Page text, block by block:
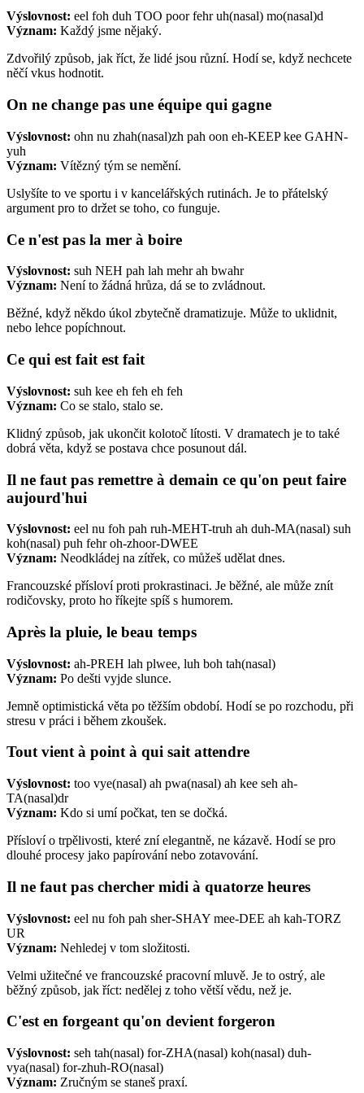
Výslovnost: eel foh duh TOO poor fehr uh(nasal) mo(nasal)d
Význam: Každý jsme nějaký.
Zdvořilý způsob, jak říct, že lidé jsou různí. Hodí se, když nechcete
něčí vkus hodnotit.
On ne change pas une équipe qui gagne
Výslovnost: ohn nu zhah(nasal)zh pah oon eh-KEEP kee GAHN-
yuh
Význam: Vítězný tým se nemění.
Uslyšíte to ve sportu i v kancelářských rutinách. Je to přátelský
argument pro to držet se toho, co funguje.
Ce n'est pas la mer à boire
Výslovnost: suh NEH pah lah mehr ah bwahr
Význam: Není to žádná hrůza, dá se to zvládnout.
Běžné, když někdo úkol zbytečně dramatizuje. Může to uklidnit,
nebo lehce popíchnout.
Ce qui est fait est fait
Výslovnost: suh kee eh feh eh feh
Význam: Co se stalo, stalo se.
Klidný způsob, jak ukončit kolotoč lítosti. V dramatech je to také
dobrá věta, když se postava chce posunout dál.
Il ne faut pas remettre à demain ce qu'on peut faire
aujourd'hui
Výslovnost: eel nu foh pah ruh-MEHT-truh ah duh-MA(nasal) suh
koh(nasal) puh fehr oh-zhoor-DWEE
Význam: Neodkládej na zítřek, co můžeš udělat dnes.
Francouzské přísloví proti prokrastinaci. Je běžné, ale může znít
rodičovsky, proto ho říkejte spíš s humorem.
Après la pluie, le beau temps
Výslovnost: ah-PREH lah plwee, luh boh tah(nasal)
Význam: Po dešti vyjde slunce.
Jemně optimistická věta po těžším období. Hodí se po rozchodu, při
stresu v práci i během zkoušek.
Tout vient à point à qui sait attendre
Výslovnost: too vye(nasal) ah pwa(nasal) ah kee seh ah-
TA(nasal)dr
Význam: Kdo si umí počkat, ten se dočká.
Přísloví o trpělivosti, které zní elegantně, ne kázavě. Hodí se pro
dlouhé procesy jako papírování nebo zotavování.
Il ne faut pas chercher midi à quatorze heures
Výslovnost: eel nu foh pah sher-SHAY mee-DEE ah kah-TORZ
UR
Význam: Nehledej v tom složitosti.
Velmi užitečné ve francouzské pracovní mluvě. Je to ostrý, ale
běžný způsob, jak říct: nedělej z toho větší vědu, než je.
C'est en forgeant qu'on devient forgeron
Výslovnost: seh tah(nasal) for-ZHA(nasal) koh(nasal) duh-
vya(nasal) for-zhuh-RO(nasal)
Význam: Zručným se staneš praxí.